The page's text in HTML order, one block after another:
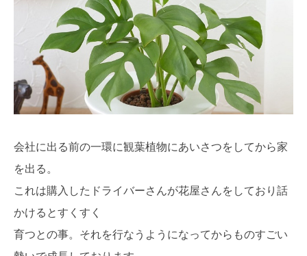
会社に出る前の一環に観葉植物にあいさつをしてから家
を出る。
これは購入したドライバーさんが花屋さんをしており話
かけるとすくすく
育つとの事。それを行なうようになってからものすごい